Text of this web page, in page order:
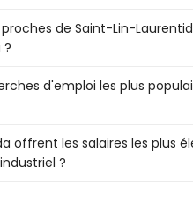
Lin-Laurentides, QC qui
sont :
de Saint-Lin-
Saint-Lin-Laurentides, QC
d'emploi les plus
les plus populaires à
offrent les salaires les plus
?